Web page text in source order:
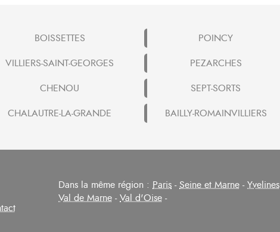
BOISSETTES POINCY
VILLIERS-SAINT-GEORGES PEZARCHES
CHENOU SEPT-SORTS
CHALAUTRE-LA-GRANDE BAILLY-ROMAINVILLIERS
Dans la même région : Paris -Seine et Marne -Yvelines
Val de Marne -Val d'Oise -